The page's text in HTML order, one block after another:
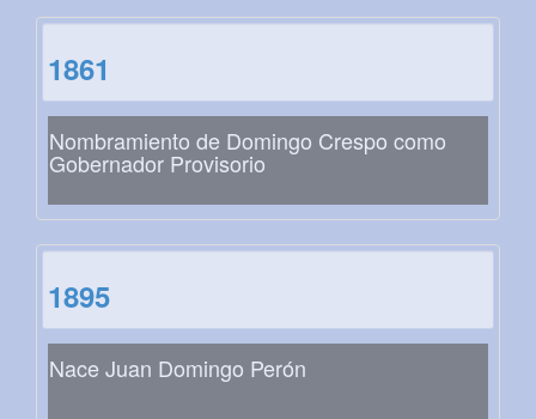
1861
Nombramiento de Domingo Crespo como
Gobernador Provisorio
1895
Nace Juan Domingo Perón